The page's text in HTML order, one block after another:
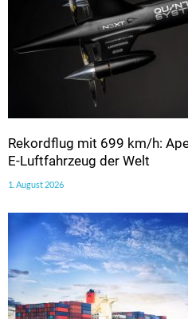
Rekordflug mit 699 km/h:
E-Luftfahrzeug der Welt
1. August 2026